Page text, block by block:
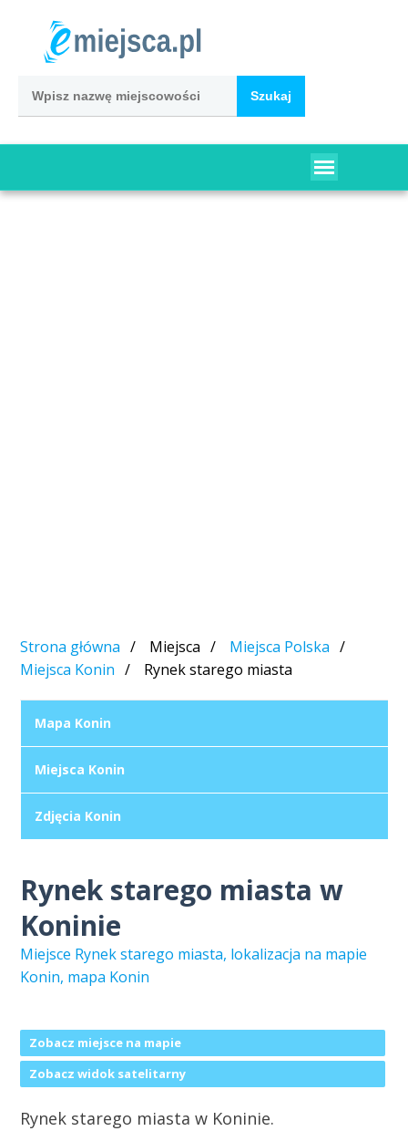
Strona główna Miejsca
Miejsca Polska
Miejsca Konin
Rynek starego miasta
Mapa Konin
Miejsca Konin
Zdjęcia Konin
Rynek starego miasta w
Koninie
Miejsce Rynek starego miasta, lokalizacja na mapie
Konin, mapa Konin
Zobacz miejsce na mapie
Zobacz widok satelitarny
Rynek starego miasta w Koninie.